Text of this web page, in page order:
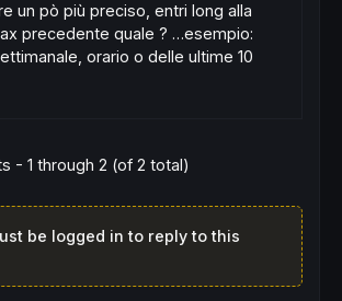
un pò più preciso, entri long alla
precedente quale ? …esempio:
orario o delle ultime 10
- 1 through 2 (of 2 total)
be logged in to reply to this